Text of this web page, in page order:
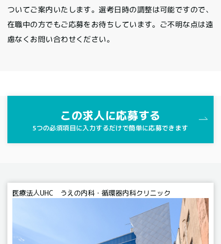
ついてご案内いたします。選考日時の調整は可能ですので、
在職中の方でもご応募をお待ちしています。ご不明な点は遠
慮なくお問い合わせください。
この求人に応募する
5つの必須項目に入力するだけで簡単に応募できます
医療法人UHC うえの内科・循環器内科クリニック